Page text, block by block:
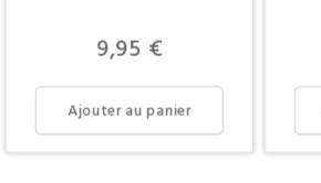
Prix
9,95 €
Ajouter au panier